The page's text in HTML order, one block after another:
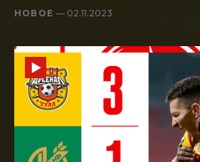
НОВОЕ— 02.11.2023